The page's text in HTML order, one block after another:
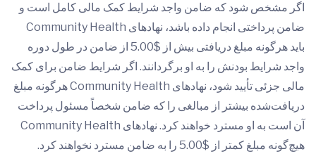
اگر مشخص شود که ضامن واجد شرایط کمک مالی کامل است و
ضامن پرداختی انجام داده باشد، نهادهای Community Health
باید هرگونه مبلغ دریافتی بیش از $5.00 از ضامن در طول دوره
واجد شرایط بودنش را به او برگردانند. اگر شرایط ضامن برای کمک
مالی جزئی تأیید شود، نهادهای Community Health هرگونه مبلغ
دریافت‌شده بیشتر از مبالغی را که ضامن شخصاً مسئول پرداخت
آن است به او مسترد خواهند کرد. نهادهای Community Health
هیچ‌گونه مبلغ کمتر از $5.00 را به ضامن مسترد نخواهند کرد.